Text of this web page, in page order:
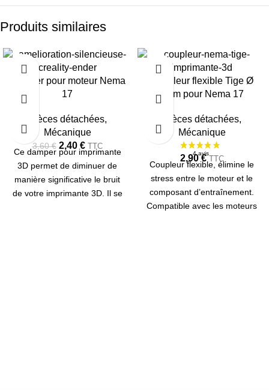
Produits similaires
-33%
Damper pour moteur Nema
17
Pièces détachées,
Mécanique
3,60€ 2,40 € TTC
Ce damper pour imprimante
3D permet de diminuer de
manière significative le bruit
de votre imprimante 3D. Il se
Coupleur flexible Tige Ø
8mm pour Nema 17
Pièces détachées,
Mécanique
2,90€ TTC
Coupleur flexible, élimine le
stress entre le moteur et le
composant d’entraînement.
Compatible avec les moteurs